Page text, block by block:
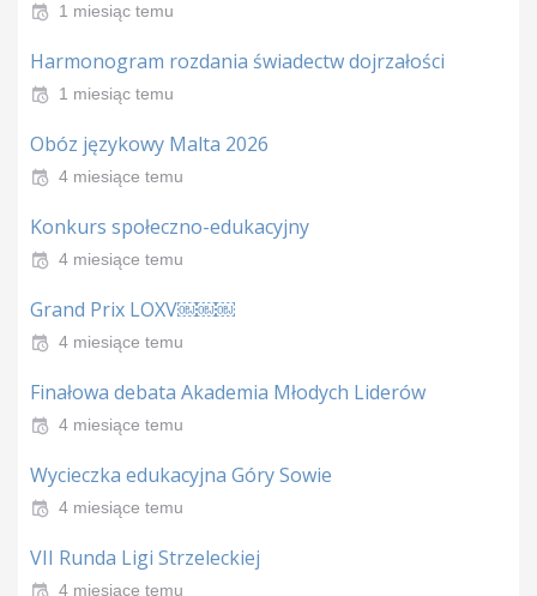
1 miesiąc temu
Harmonogram rozdania świadectw dojrzałości
1 miesiąc temu
Obóz językowy Malta 2026
4 miesiące temu
Konkurs społeczno-edukacyjny
4 miesiące temu
Grand Prix LOXV￼￼￼
4 miesiące temu
Finałowa debata Akademia Młodych Liderów
4 miesiące temu
Wycieczka edukacyjna Góry Sowie
4 miesiące temu
VII Runda Ligi Strzeleckiej
4 miesiące temu